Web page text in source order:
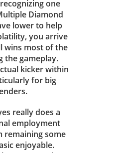
one
Diamond
lower to help
you arrive
wins most of the
the gameplay.
kicker within
for big
really does a
employment
remaining some
enjoyable.